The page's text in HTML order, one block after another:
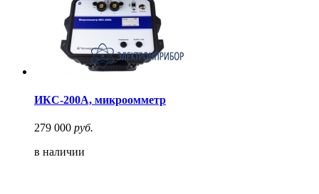
ИКС-200А, микроомметр
279 000 руб.
в наличии